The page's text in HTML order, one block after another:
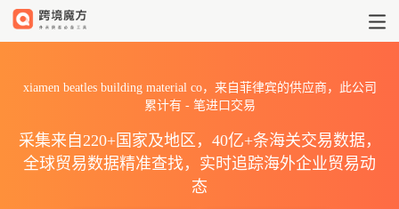
xiamen beatles building material co，来自菲律宾的供应商，此公司
累计有 -笔进口交易
采集来自220+国家及地区，40亿+条海关交易数据，
全球贸易数据精准查找，实时追踪海外企业贸易动
态